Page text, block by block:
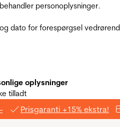
personoplysninger.
dato for forespørgsel
oplysninger
tilladt
Prisgaranti +15% ekstra!